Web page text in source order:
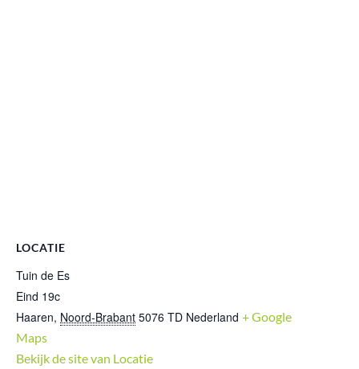
LOCATIE
Tuin de Es
Eind 19c
Haaren, Noord-Brabant 5076 TD Nederland + Google
Maps
Bekijk de site van Locatie